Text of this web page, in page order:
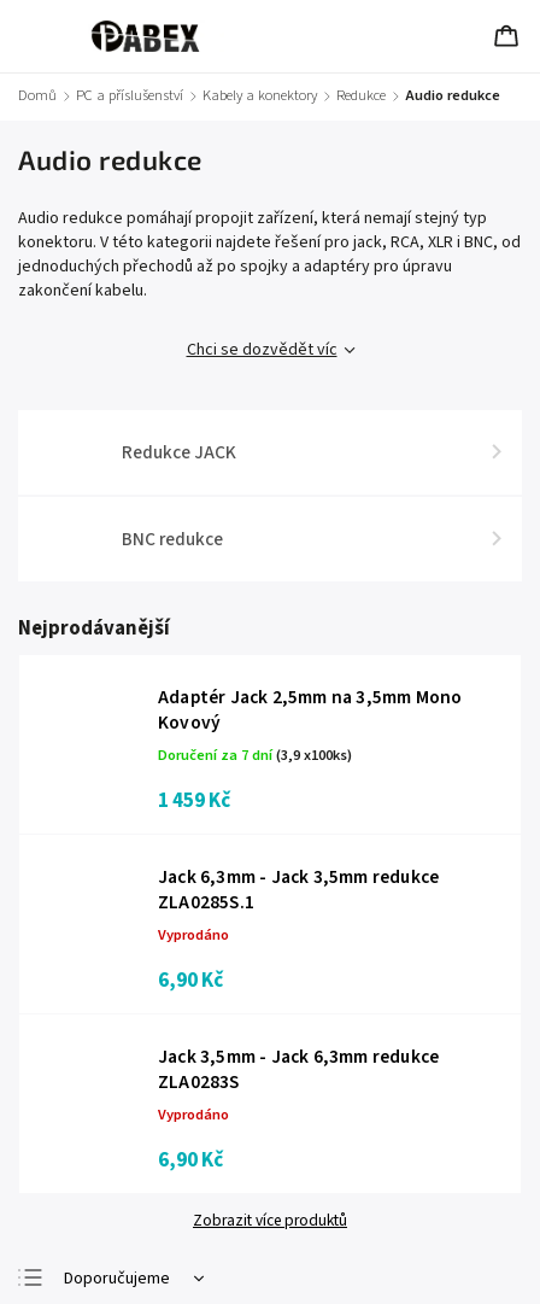
Domů / PC a příslušenství / Kabely a konektory / Redukce / Audio redukce
Audio redukce
Audio redukce pomáhají propojit zařízení, která nemají stejný typ
konektoru. V této kategorii najdete řešení pro jack, RCA, XLR i BNC, od
jednoduchých přechodů až po spojky a adaptéry pro úpravu
zakončení kabelu.
Chci se dozvědět víc
Redukce JACK
BNC redukce
Nejprodávanější
Adaptér Jack 2,5mm na 3,5mm Mono
Kovový
Doručení za 7 dní(3,9 x100ks)
1 459 Kč
Jack 6,3mm - Jack 3,5mm redukce
ZLA0285S.1
Vyprodáno
6,90 Kč
Jack 3,5mm - Jack 6,3mm redukce
ZLA0283S
Vyprodáno
6,90 Kč
Zobrazit více produktů
Doporučujeme